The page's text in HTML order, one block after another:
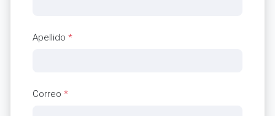
Apellido *
Correo *